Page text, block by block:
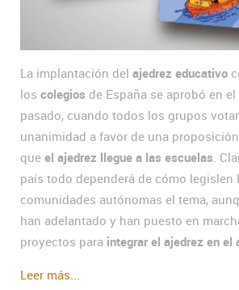
La implantación del ajedrez educativo
los colegios de España se aprobó en
pasado, cuando todos los grupos
unanimidad a favor de una
que el ajedrez llegue a las escuelas.
país todo dependerá de cómo legislen
comunidades autónomas el tema,
han adelantado y han puesto en
proyectos para integrar el ajedrez en el
Leer más...